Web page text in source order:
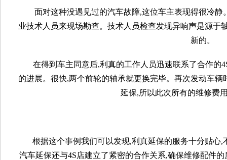
面对这种没遇见过的汽车故障,这位车主表现得很冷
业技术人员来现场勘查。技术人员检查发现异响声是源于
新的。
在得到车主同意后,利真的工作人员迅速联系了合作的
的进展。很快,两个前轮的轴承就更换完毕。再次发动车
延保,所以此次所有的维修费
根据这个事例我们可以发现,利真延保的服务十分贴心
汽车延保还与4S店建立了紧密的合作关系,确保维修配件